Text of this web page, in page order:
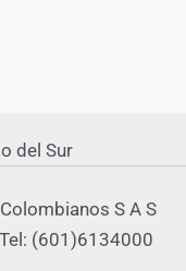
del Sur
S A S
(601)6134000